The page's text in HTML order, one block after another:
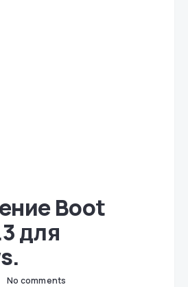
Boot
для
No comments